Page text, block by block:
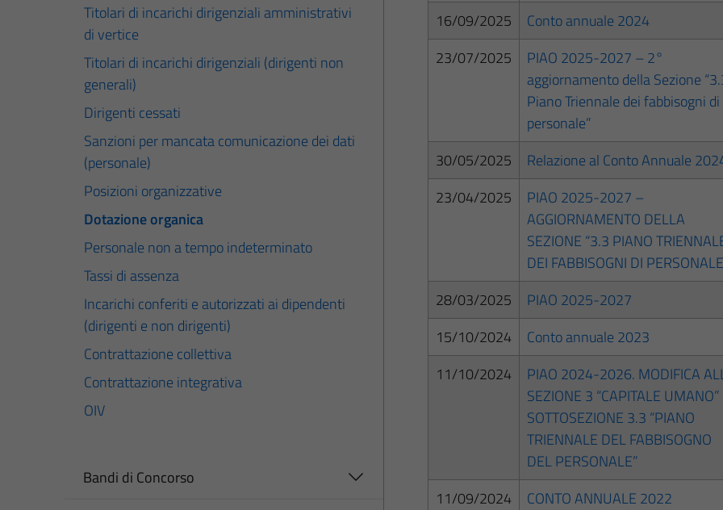
Titolari di incarichi dirigenziali amministrativi
di vertice
Titolari di incarichi dirigenziali (dirigenti non
generali)
Dirigenti cessati
Sanzioni per mancata comunicazione dei dati
(personale)
Posizioni organizzative
Dotazione organica
Personale non a tempo indeterminato
Tassi di assenza
Incarichi conferiti e autorizzati ai dipendenti
(dirigenti e non dirigenti)
Contrattazione collettiva
Contrattazione integrativa
OIV
Bandi di Concorso
16/09/2025
Conto annuale 2024
23/07/2025
PIAO 2025-2027 – 2°
aggiornamento della Sezione
Piano Triennale dei fabbisogni di
personale”
30/05/2025
Relazione al Conto Annuale
23/04/2025
PIAO 2025-2027 –
AGGIORNAMENTO DELLA
SEZIONE “3.3 PIANO
DEI FABBISOGNI DI
28/03/2025
PIAO 2025-2027
15/10/2024
Conto annuale 2023
11/10/2024
PIAO 2024-2026. MODIFICA
SEZIONE 3 “CAPITALE
SOTTOSEZIONE 3.3 “PIANO
TRIENNALE DEL FABBISOGNO
DEL PERSONALE”
11/09/2024
CONTO ANNUALE 2022